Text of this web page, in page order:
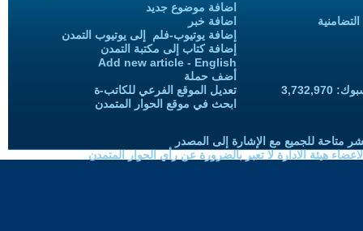
اضافة موضوع جديد
اضافة خبر
إضافة يوتيوب-فلم إلى يوتيوب التمدن
إضافة كتاب إلى مكتبة التمدن
Add new article - English
أضف حملة
تعديل الموقع الفرعي للكاتب-ة
ابحث في موقع الحوار المتمدن
متاحة للجميع مع الإشارة إلى المصدر
هيئة الادارة لا تعبر بالضرورة عن رأي الحوار المتمدن